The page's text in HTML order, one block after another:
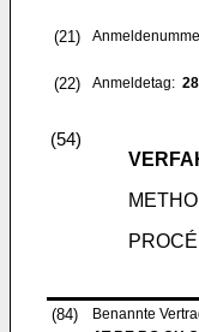
(21)
(22) Anmeldetag:
(54)
(84)
Benannte